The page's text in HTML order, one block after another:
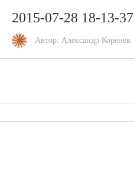
2015-07-28 18-13-37
Автор: Александр Коренев